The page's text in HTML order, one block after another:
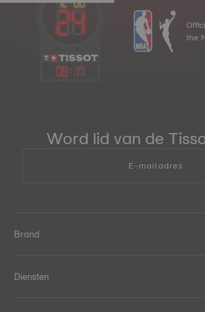
08: 17
the
Word lid van de
E-mailadres
Brand
Diensten